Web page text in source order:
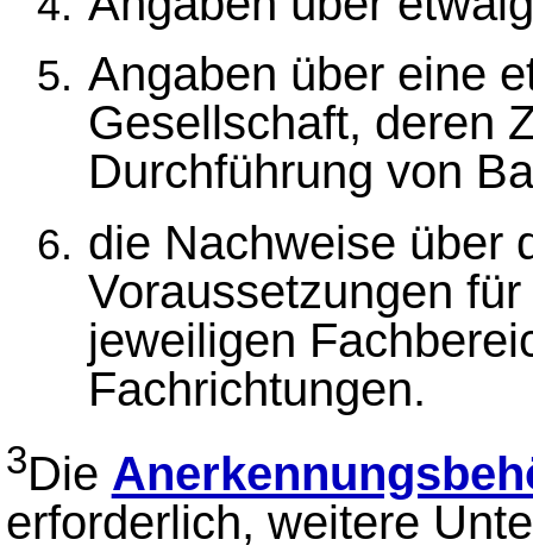
Angaben über eine
Gesellschaft, deren
Durchführung von
die Nachweise über
Voraussetzungen
jeweiligen
Fachrichtungen.
3Die
erforderlich, weitere